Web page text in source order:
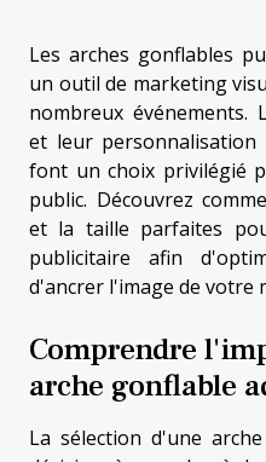
Les arches gonflables
un outil de marketing
nombreux événements.
et leur personnalisation
font un choix privilégié
public. Découvrez
et la taille parfaites
publicitaire afin
d'ancrer l'image de votre
Comprendre
arche gonflable
La sélection d'une